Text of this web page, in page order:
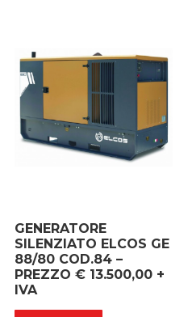
GENERATORE
SILENZIATO ELCOS GE
88/80 COD.84 –
PREZZO € 13.500,00 +
IVA